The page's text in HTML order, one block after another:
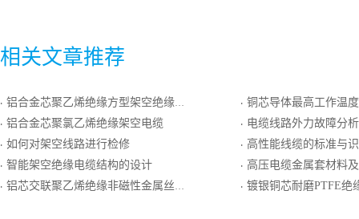
相关文章推荐
· 铝合金芯聚乙烯绝缘方型架空绝缘电缆
· 铝合金芯聚氯乙烯绝缘架空电缆
· 如何对架空线路进行检修
· 智能架空绝缘电缆结构的设计
· 铝芯交联聚乙烯绝缘非磁性金属丝铠装聚乙烯护套电力电缆
· 铜芯导体最高工作温度为200℃的氟塑料绝缘
· 电缆线路外力故障分
· 高性能线缆的标准与
· 高压电缆金属套材料
· 镀银铜芯耐磨PTFE绝缘镀银圆铜线编织屏